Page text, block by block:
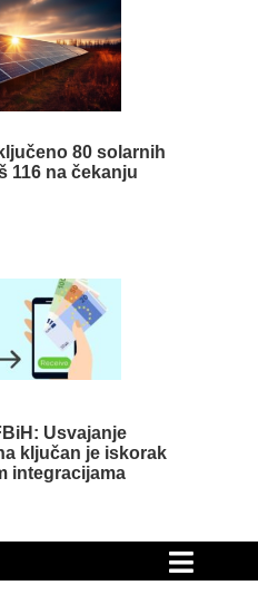
80 solarnih
116 na čekanju
Usvajanje
ključan je iskorak
integracijama